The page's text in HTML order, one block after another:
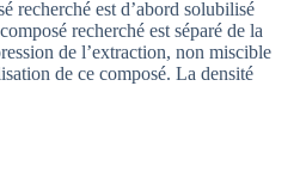
recherché est d’abord solubilisé
recherché est séparé de la
de l’extraction, non miscible
de ce composé. La densité